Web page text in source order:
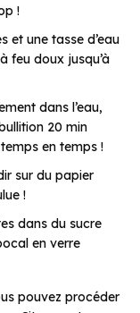
!
et une tasse d’eau
feu doux jusqu’à
dans l’eau,
20 min
en temps !
sur du papier
!
dans du sucre
en verre
pouvez procéder